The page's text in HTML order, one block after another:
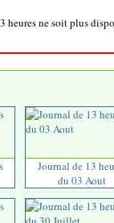
heures ne soit plus
Journal de 13
du 03 Aout